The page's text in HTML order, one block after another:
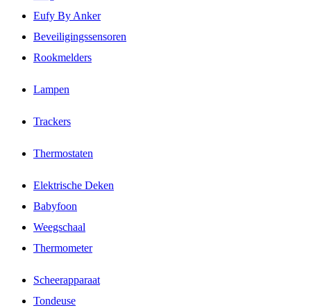
Eufy By Anker
Beveiligingssensoren
Rookmelders
Lampen
Trackers
Thermostaten
Elektrische Deken
Babyfoon
Weegschaal
Thermometer
Scheerapparaat
Tondeuse